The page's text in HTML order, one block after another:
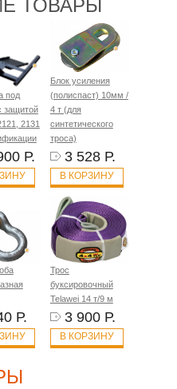
ТОВАРЫ
под
защитой
2131
Р.
Блок усиления
(полиспаст) 10мм /
4 т (для
синтетического
троса)
3 528 Р.
В КОРЗИНУ
Р.
Трос
буксировочный
Telawei 14 т/9 м
3 900 Р.
В КОРЗИНУ